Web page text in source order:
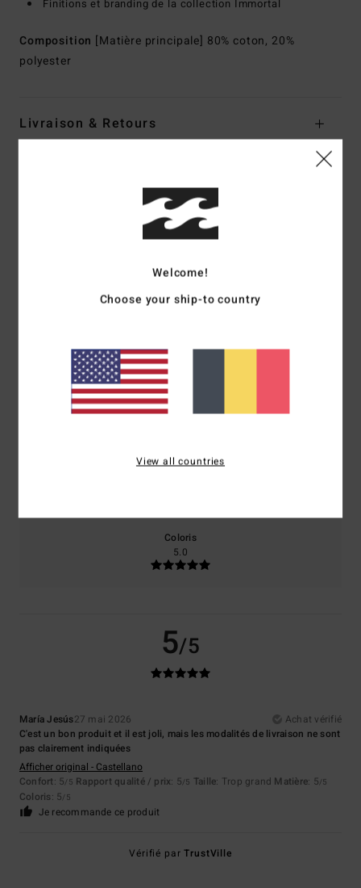
Finitions et branding de la collection Immortal
Composition [Matière principale] 80% coton, 20%
polyester
Livraison & Retours
5.0/5
100% de nos clients recommandent ce produit
Confort
5.0
5.0
Coloris
5.0
5/5
María Jesús27 mai 2026
Achat vérifié
C'est un bon produit et il est joli, mais les modalités de livraison ne sont
pas clairement indiquées
Afficher original - Castellano
Confort: 5/5 Rapport qualité / prix: 5/5 Taille: Trop grand Matière: 5/5
Coloris: 5/5
Je recommande ce produit
Vérifié parTrustVille
Welcome!
Choose your ship-to country
View all countries